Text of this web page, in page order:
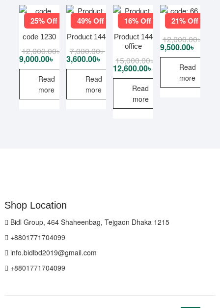
25% Off
code 1230
12,000.00৳ Original
price
was:
12,000.00৳ .
9,000.00৳
Current
price
is:
9,000.00৳ .
Read
more
49% Off
Product 144
7,000.00৳Original
price
was:
7,000.00৳ .
3,600.00৳
Current
price
3,600.00৳ .
Read
more
16% Off
Product 144
office
15,000.00৳ Original
15,000.00৳ .
12,600.00৳
Current
12,600.00৳ .
Read
more
21% Off
code: 66
12,000.00৳
9,500.00৳
Read
more
Shop Location
Bidl Group, 464 Shaheenbag, Tejgaon Dhaka 1215
+8801771704099
info.bidlbd2019@gmail.com
+8801771704099